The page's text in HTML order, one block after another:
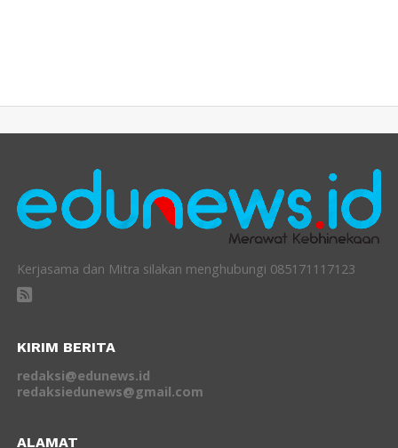
Kerjasama dan Mitra silakan menghubungi 085171117123
KIRIM BERITA
redaksi@edunews.id
redaksiedunews@gmail.com
ALAMAT